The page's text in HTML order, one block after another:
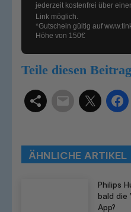
jederzeit kostenfrei über
Link möglich.
*Gutschein gültig auf
Höhe von 150€
Teile diesen Beitrag
ÄHNLICHE ARTIKEL
Philips
bald die
App?